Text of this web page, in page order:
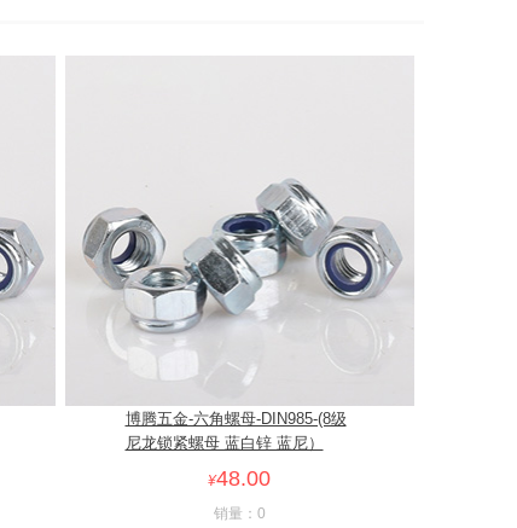
博腾五金-六角螺母-DIN985-(8级
尼龙锁紧螺母 蓝白锌 蓝尼）
¥48.00
销量：0